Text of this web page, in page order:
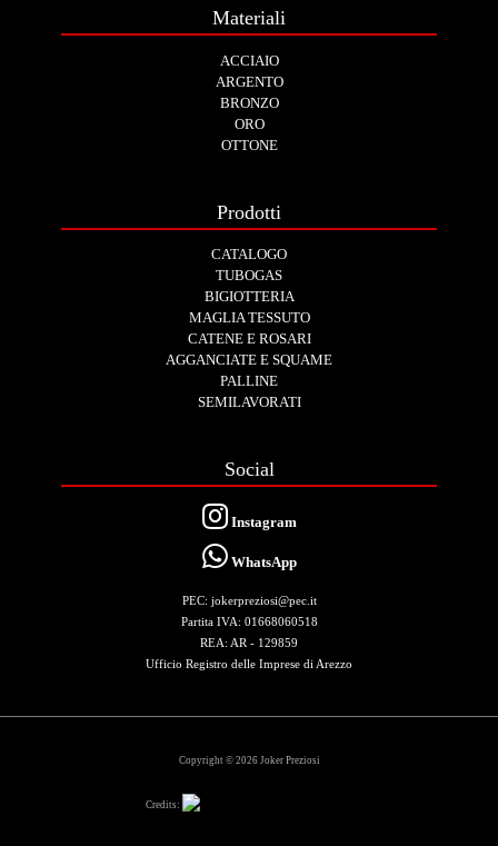
Materiali
ACCIAIO
ARGENTO
BRONZO
ORO
OTTONE
Prodotti
CATALOGO
TUBOGAS
BIGIOTTERIA
MAGLIA TESSUTO
CATENE E ROSARI
AGGANCIATE E SQUAME
PALLINE
SEMILAVORATI
Social
Instagram
WhatsApp
PEC: jokerpreziosi@pec.it
Partita IVA: 01668060518
REA: AR - 129859
Ufficio Registro delle Imprese di Arezzo
Copyright © 2026 Joker Preziosi
Credits: